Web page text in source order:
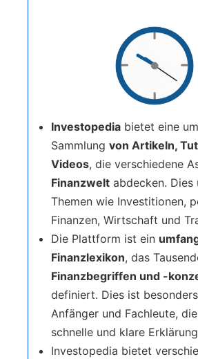
Investopedia bietet eine
Sammlung von Artikeln,
Videos, die verschiedene
Finanzwelt abdecken. Dies
Themen wie Investitionen,
Finanzen, Wirtschaft und
Die Plattform ist ein
Finanzlexikon, das
Finanzbegriffen und -
definiert. Dies ist
Anfänger und Fachleute,
schnelle und klare
Investopedia bietet